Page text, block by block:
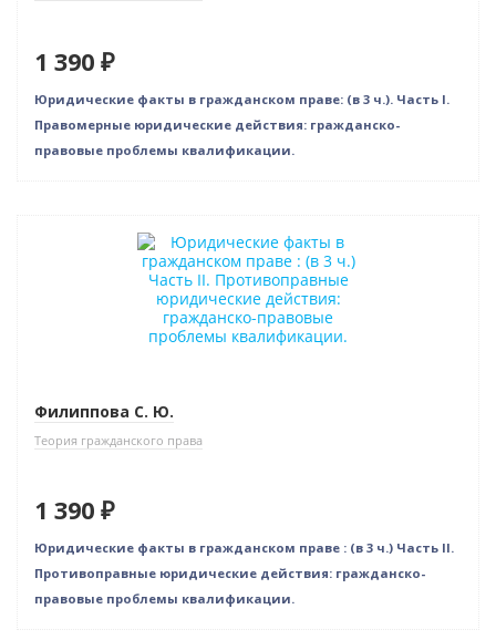
1 390 ₽
Юридические факты в гражданском праве: (в 3 ч.). Часть I.
Правомерные юридические действия: гражданско-
правовые проблемы квалификации.
Филиппова С. Ю.
Теория гражданского права
1 390 ₽
Юридические факты в гражданском праве : (в 3 ч.) Часть II.
Противоправные юридические действия: гражданско-
правовые проблемы квалификации.